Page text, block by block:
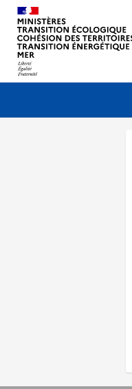
Navigation
Menu principal